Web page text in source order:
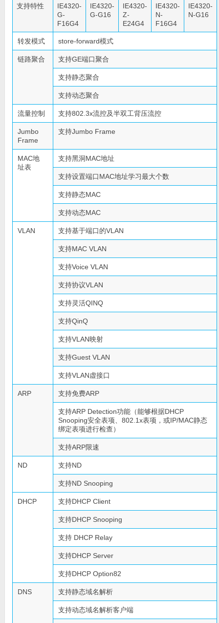
支持特性
IE4320-
G-
F16G4
IE4320-
G-G16
IE4320-
Z-
E24G4
IE4320-
N-
F16G4
IE4320-
N-G16
转发模式 store-forward模式
链路聚合 支持GE端口聚合
支持静态聚合
支持动态聚合
流量控制 支持802.3x流控及半双工背压流控
Jumbo
Frame
支持Jumbo Frame
MAC地
址表
支持黑洞MAC地址
支持设置端口MAC地址学习最大个数
支持静态MAC
支持动态MAC
VLAN 支持基于端口的VLAN
支持MAC VLAN
支持Voice VLAN
支持协议VLAN
支持灵活QINQ
支持QinQ
支持VLAN映射
支持Guest VLAN
支持VLAN虚接口
ARP 支持免费ARP
支持ARP Detection功能（能够根据DHCP
Snooping安全表项、802.1x表项，或IP/MAC静态
绑定表项进行检查）
支持ARP限速
ND 支持ND
支持ND Snooping
DHCP 支持DHCP Client
支持DHCP Snooping
支持 DHCP Relay
支持DHCP Server
支持DHCP Option82
DNS 支持静态域名解析
支持动态域名解析客户端